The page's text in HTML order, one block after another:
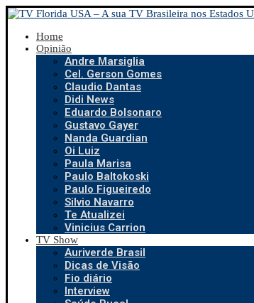
Home
Opinião
Andre Marsiglia
Cel. Gerson Gomes
Claudio Dantas
Didi News
Eduardo Bolsonaro
Gustavo Gayer
Nanda Guardian
Oi Luiz
Paula Marisa
Paulo Baltokoski
Paulo Figueiredo
Silvio Navarro
Te Atualizei
Vinicius Carrion
TV Show
Auriverde Brasil
Dicas de Visão
Fio diário
Interview